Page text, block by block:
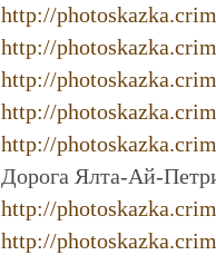
http://
http://
http://
http://
http://
Дорога Ялта-Ай-
http://
http://